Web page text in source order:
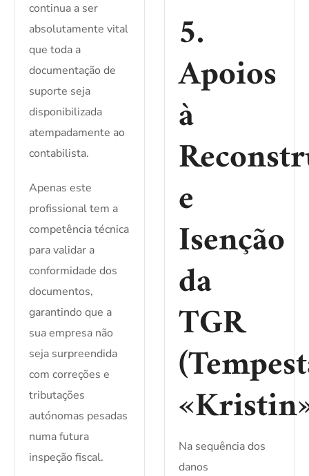
continua a ser
absolutamente vital
que toda a
documentação de
suporte seja
disponibilizada
atempadamente ao
contabilista.
Apenas este
profissional tem a
competência técnica
para validar a
conformidade dos
documentos,
garantindo que a
sua empresa não
seja surpreendida
com correções e
tributações
autónomas pesadas
numa futura
inspeção fiscal.
5.
Apoios
à
e
Isenção
da
TGR
Na sequência dos
danos